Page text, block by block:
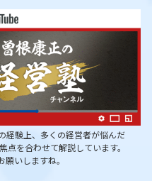
経験上、多くの経営者が悩んだ
点を合わせて解説しています。
いしますね。